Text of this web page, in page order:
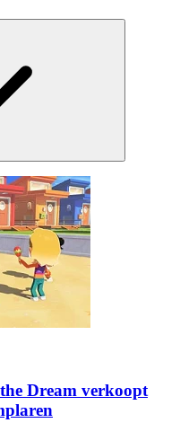
Dream verkoopt